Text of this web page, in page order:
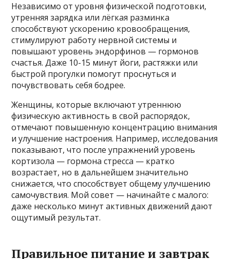
Независимо от уровня физической подготовки,
утренняя зарядка или лёгкая разминка
способствуют ускорению кровообращения,
стимулируют работу нервной системы и
повышают уровень эндорфинов — гормонов
счастья. Даже 10-15 минут йоги, растяжки или
быстрой прогулки помогут проснуться и
почувствовать себя бодрее.
Женщины, которые включают утреннюю
физическую активность в свой распорядок,
отмечают повышенную концентрацию внимания
и улучшение настроения. Например, исследования
показывают, что после упражнений уровень
кортизола — гормона стресса — кратко
возрастает, но в дальнейшем значительно
снижается, что способствует общему улучшению
самочувствия. Мой совет — начинайте с малого:
даже несколько минут активных движений дают
ощутимый результат.
Правильное питание и завтрак